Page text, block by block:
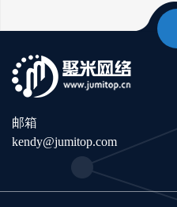
邮箱
kendy@jumitop.com